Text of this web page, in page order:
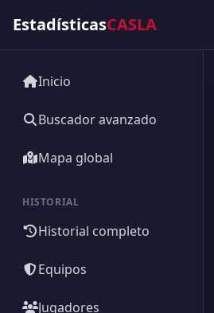
EstadísticasCASLA
Inicio
Buscador avanzado
Mapa global
HISTORIAL
Historial completo
Equipos
Jugadores